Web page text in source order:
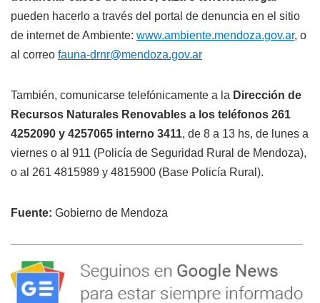
pueden hacerlo a través del portal de denuncia en el sitio
de internet de Ambiente: www.ambiente.mendoza.gov.ar, o
al correo fauna-drnr@mendoza.gov.ar
También, comunicarse telefónicamente a la Dirección de
Recursos Naturales Renovables a los teléfonos 261
4252090 y 4257065 interno 3411, de 8 a 13 hs, de lunes a
viernes o al 911 (Policía de Seguridad Rural de Mendoza),
o al 261 4815989 y 4815900 (Base Policía Rural).
Fuente: Gobierno de Mendoza